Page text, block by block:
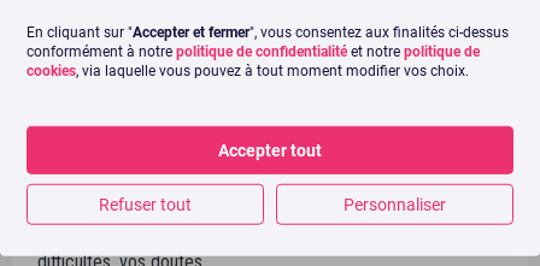
C’est ma jolie découverte podcast du moment !
9. J’peux Pas J’ai Business par TheBBoost
Là aussi, le ton est dynamique. DansJ’peux Pas J’ai Business,
ça parlemindset, freelancing
… Aline aborde les sujets de
En cliquant sur "Accepter et fermer", vous consentez aux finalités ci-dessus
conformément à notre politique de confidentialitéet notre politique de
cookies, via laquelle vous pouvez à tout moment modifier vos choix.
Accepter tout
Refuser tout Personnaliser